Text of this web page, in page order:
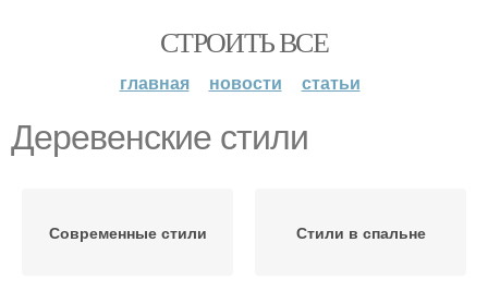
СТРОИТЬ ВСЕ
главная новости статьи
Деревенские стили
Современные стили Стили в спальне